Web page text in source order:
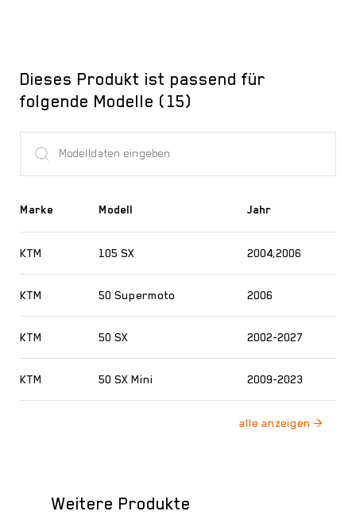
Dieses Produkt ist passend für
folgende Modelle (15)
Marke Modell Jahr
KTM 105 SX 2004,2006
KTM 50 Supermoto 2006
KTM 50 SX 2002-2027
KTM 50 SX Mini 2009-2023
Weitere Produkte